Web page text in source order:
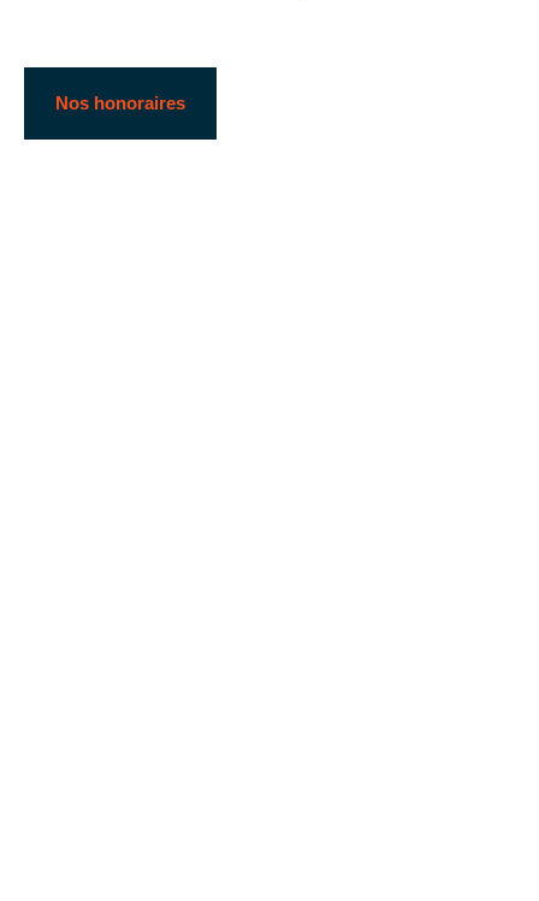
Nos honoraires